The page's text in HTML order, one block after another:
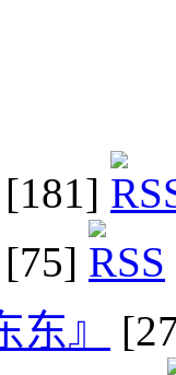
[181]
[75]
东』